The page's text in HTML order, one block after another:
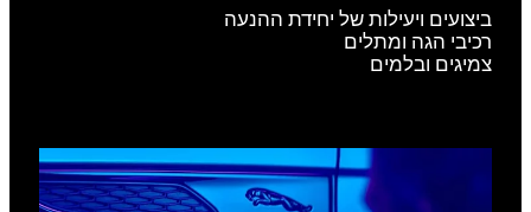
ביצועים ויעילות של יחידת ההנעה
רכיבי הגה ומתלים
צמיגים ובלמים